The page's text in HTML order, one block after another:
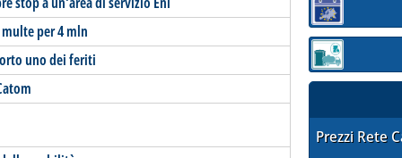
per 4 mln
uno dei feriti
Sezione:
Sezione:
Prezzi Rete